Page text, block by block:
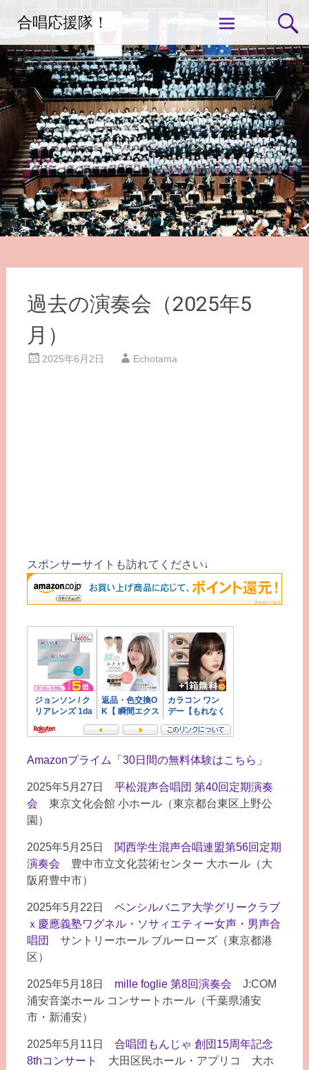
ン
ツ
へ
ス
合唱応援隊！
過去の演奏会（2025年5
月）
2025年6月2日 Echotama
スポンサーサイトも訪れてください↓
Amazonプライム「30日間の無料体験はこちら」
2025年5月27日 平松混声合唱団 第40回定期演奏
会 東京文化会館 小ホール（東京都台東区上野公
園）
2025年5月25日 関西学生混声合唱連盟第56回定期
演奏会 豊中市立文化芸術センター 大ホール（大
阪府豊中市）
2025年5月22日 ペンシルバニア大学グリークラブ
ｘ慶應義塾ワグネル・ソサィエティー女声・男声合
唱団
サントリーホール ブルーローズ（東京都港
区）
2025年5月18日 mille foglie 第8回演奏会 J:COM
浦安音楽ホール コンサートホール（千葉県浦安
市・新浦安）
2025年5月11日 合唱団もんじゃ 創団15周年記念
8thコンサート
大田区民ホール・アプリコ 大ホ